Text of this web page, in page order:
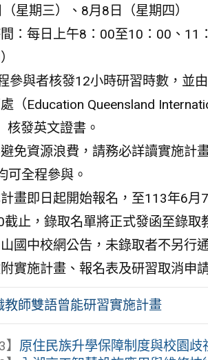
星期三）、8月8日（星期四）
間：每日上午8：00至10：00、11
參與者核發12小時研習時數，並
（Education Queensland
核發英文證書。
免資源浪費，請務必詳讀實施計
可全程參與。
畫即日起開始報名，至113年6月
截止，錄取名單將正式發函至錄取
國中校網公告，未錄取者不另行
實施計畫、報名表及研習取消申
教師雙語曾能研習實施計畫
原住民族升學保障制度與校園歧